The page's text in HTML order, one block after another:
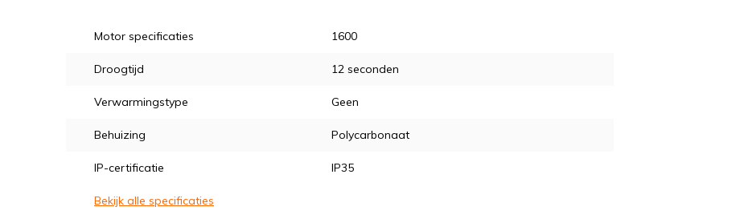
Motor specificaties 1600
Droogtijd 12 seconden
Verwarmingstype Geen
Behuizing Polycarbonaat
IP-certificatie IP35
Bekijk alle specificaties